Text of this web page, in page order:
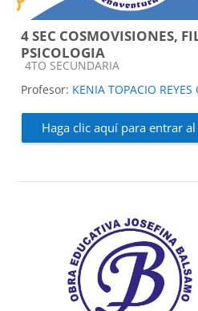
4 SEC COSMOVISIONES,
PSICOLOGIA
Categoría de cursos
4TO SECUNDARIA
Profesor: KENIA TOPACIO REYES
Haga clic aquí para entrar